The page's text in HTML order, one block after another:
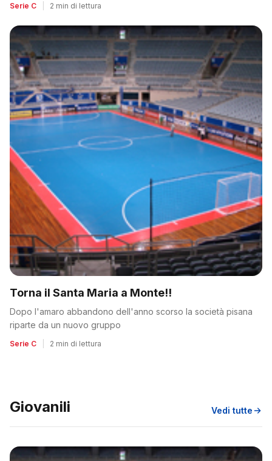
Serie C 2 min di lettura
Torna il Santa Maria a Monte!!
Dopo l'amaro abbandono dell'anno scorso la società pisana
riparte da un nuovo gruppo
Serie C 2 min di lettura
Giovanili Vedi tutte